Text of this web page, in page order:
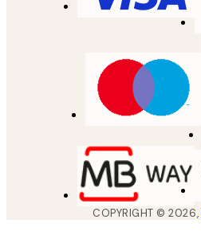
COPYRIGHT ©2026,